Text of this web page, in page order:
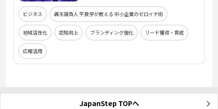
ビジネス 再生請負人 平良学が教える 中小企業のゼロイチ術
地域活性化 認知向上 ブランディング強化 リード獲得・育成
広報活用
JapanStep TOPへ